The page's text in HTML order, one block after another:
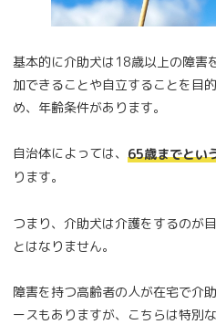
基本的に介助犬は18歳以上の障害
加できることや自立することを目
め、年齢条件があります。
自治体によっては、 65歳までとい
ります。
つまり、介助犬は介護をするのが
とはなりません。
障害を持つ高齢者の人が在宅で介
ースもありますが、こちらは特別